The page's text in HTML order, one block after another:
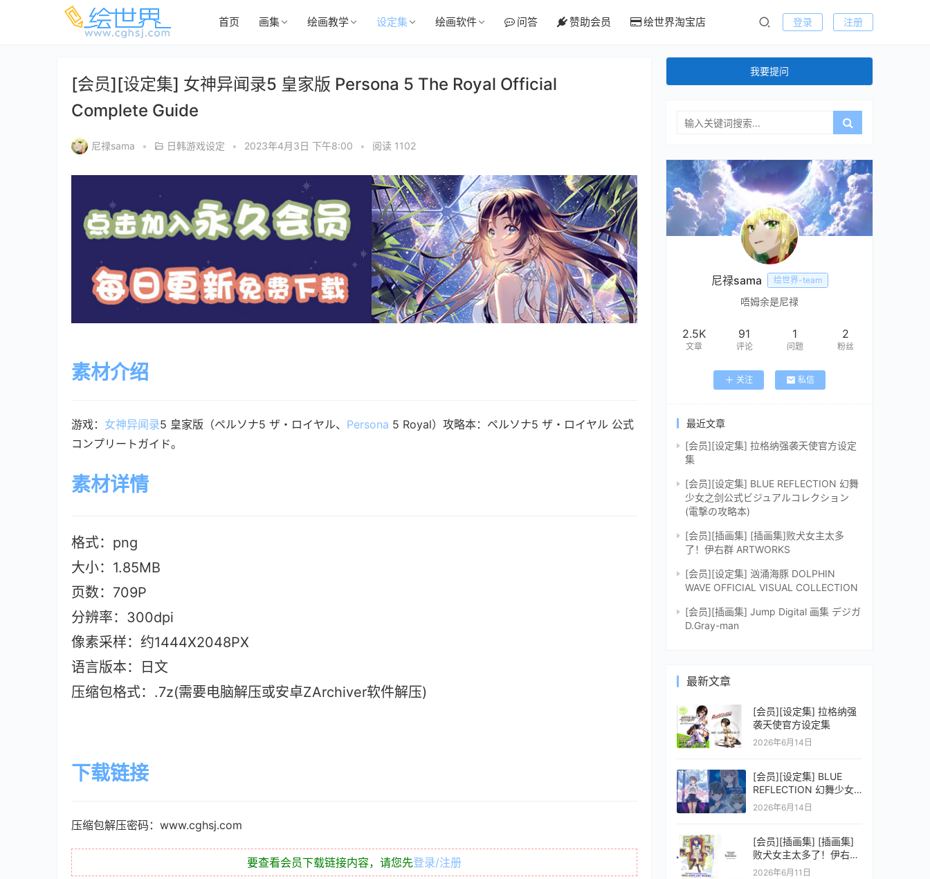
首页 画集 绘画教学 设定集 绘画软件 问答 赞助会员 绘世界淘宝店 登录 注册
[会员][设定集] 女神异闻录5 皇家版 Persona 5 The Royal Official
Complete Guide
尼禄sama • 日韩游戏设定 • 2023年4月3日 下午8:00 • 阅读 1102
素材介绍
游戏： 女神异闻录5 皇家版（ペルソナ5 ザ・ロイヤル、 Persona 5 Royal）攻略本：ペルソナ5 ザ・ロイヤル 公式
コンプリートガイド。
素材详情
格式：png
大小：1.85MB
页数：709P
分辨率：300dpi
像素采样：约1444X2048PX
语言版本：日文
压缩包格式：.7z(需要电脑解压或安卓ZArchiver软件解压)
下载链接
压缩包解压密码：www.cghsj.com
要查看会员下载链接内容，请您先登录/注册
我要提问
尼禄sama 绘世界-team
唔姆余是尼禄
2.5K
文章
91
评论
1
问题
2
粉丝
关注 私信
最近文章
[会员][设定集] 拉格纳强袭天使官方设定
集
[会员][设定集] BLUE REFLECTION 幻舞
少女之剑公式ビジュアルコレクション
(電撃の攻略本)
[会员][插画集] [插画集]败犬女主太多
了！伊右群 ARTWORKS
[会员][设定集] 汹涌海豚 DOLPHIN
WAVE OFFICIAL VISUAL COLLECTION
[会员][插画集] Jump Digital 画集 デジガ
D.Gray-man
最新文章
[会员][设定集] 拉格纳强
袭天使官方设定集
2026年6月14日
[会员][设定集] BLUE
REFLECTION 幻舞少女
之剑公式ビジュアルコレ
2026年6月14日
[会员][插画集] [插画集]
败犬女主太多了！伊右群
ARTWORKS
2026年6月11日